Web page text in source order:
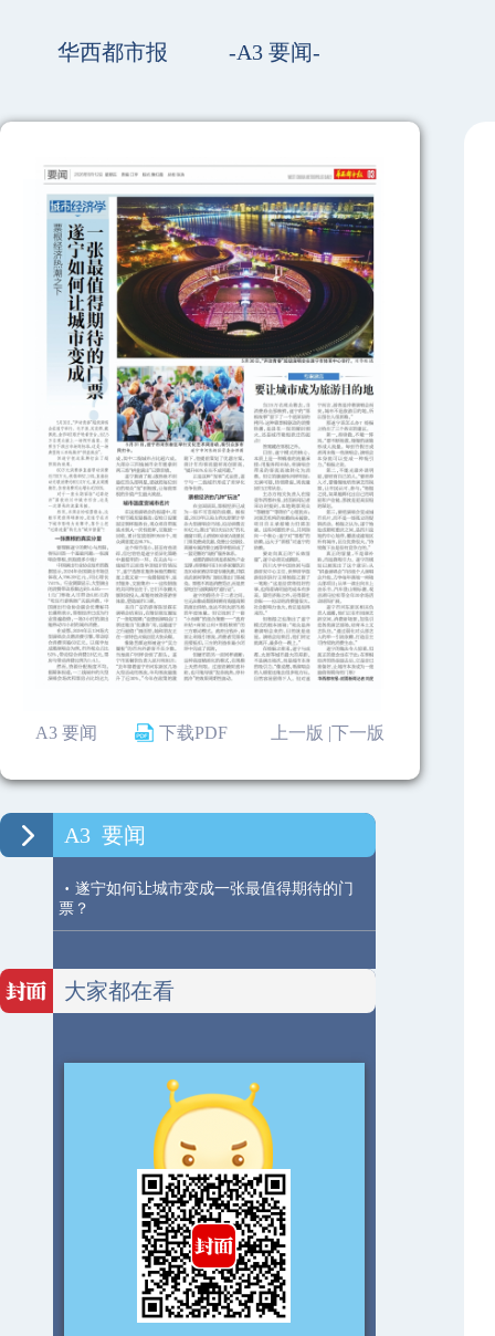
华西都市报 -A3 要闻-
A3 要闻 下载PDF 下一版
上一版 |
A3 要闻
· 遂宁如何让城市变成一张最值得期待的门
票？
大家都在看